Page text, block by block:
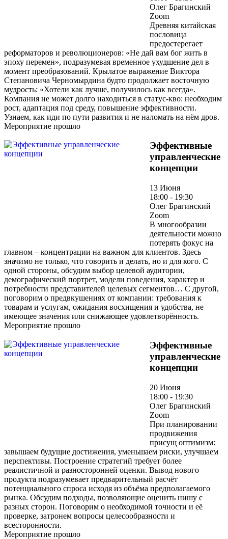
Олег Брагинский
Zoom
Древняя китайская
пословица
предостерегает
реформаторов и революционеров: «Не дай вам бог жить в
эпоху перемен», подразумевая временное ухудшение дел в
момент преобразований. Крылатое выражение Виктора
Степановича Черномырдина будто продолжает восточную
мудрость: «Хотели как лучше, получилось как всегда».
Компания не может долго находиться в статус-кво: необходим
рост, адаптация под среду, повышение эффективности.
Узнаем, как иди по пути развития и не наломать на нём дров.
Мероприятие прошло
Эффективные
управленческие
концепции
13 Июня
18:00 - 19:30
Олег Брагинский
Zoom
В многообразии
деятельности можно
потерять фокус на
главном – концентрации на важном для клиентов. Здесь
значимо не только, что говорить и делать, но и для кого. С
одной стороны, обсудим выбор целевой аудитории,
демографический портрет, модели поведения, характер и
потребности представителей целевых сегментов… С другой,
поговорим о предвкушениях от компании: требования к
товарам и услугам, ожидания восхищения и удобства, не
имеющее значения или снижающее удовлетворённость.
Мероприятие прошло
Эффективные
управленческие
концепции
20 Июня
18:00 - 19:30
Олег Брагинский
Zoom
При планировании
продвижения
присущ оптимизм:
завышаем будущие достижения, уменьшаем риски, улучшаем
перспективы. Построение стратегий требует более
реалистичной и разносторонней оценки. Вывод нового
продукта подразумевает предварительный расчёт
потенциального спроса исходя из объёма предполагаемого
рынка. Обсудим подходы, позволяющие оценить нишу с
разных сторон. Поговорим о необходимой точности и её
проверке, затронем вопросы целесообразности и
всесторонности.
Мероприятие прошло